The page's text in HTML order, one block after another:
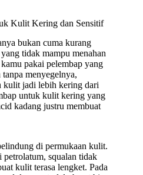
Kulit Kering dan Sensitif
bukan cuma kurang
tidak mampu menahan
pakai pelembap yang
menyegelnya,
kulit jadi lebih kering dari
untuk kulit kering yang
kadang justru membuat
di permukaan kulit.
petrolatum, squalan tidak
kulit terasa lengket. Pada